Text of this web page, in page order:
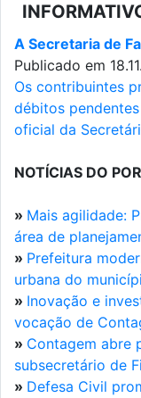
A Secretaria de
Publicado em
Os contribuintes
débitos
oficial da
NOTÍCIAS DO
» Mais agilidade:
área de
» Prefeitura
urbana do
» Inovação e
vocação de
» Contagem abre
subsecretário de
» Defesa Civil